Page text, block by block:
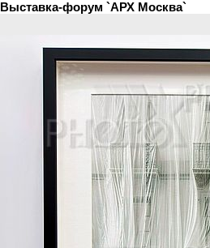
Выставка-форум `АРХ Москва`